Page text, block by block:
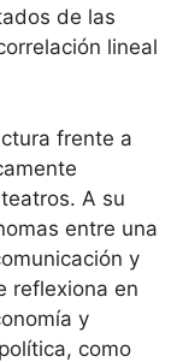
de las
lineal
frente a
A su
entre una
y
reflexiona en
y
como